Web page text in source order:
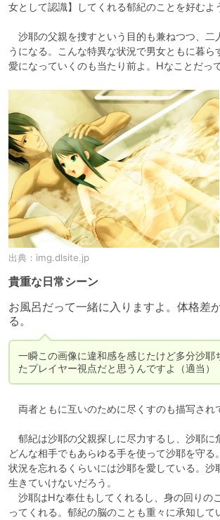
女として認識】してくれる郁紀のことを好むよ
沙耶の父親を捜すという目的も兼ねつつ、二
うになる。こんな特異な状況で男女ともに暮ら
愛になっていくのも当たり前よ。Hなことだっ
出典： img.dlsite.jp
貴重な日常シーン
お風呂だって一緒に入りますよ。体格差
る。
一瞬この画像に違和感を感じたけど多分沙耶
たプレイヤー視点だと思うんですよ（適当）
両者ともに互いのために尽くすのも描写され
郁紀は沙耶の父親探しに尽力するし、沙耶に
どんな相手でもあらゆる手を使って沙耶を守る
状況を忘れるくらいには沙耶を愛している。沙
生きていけないだろう。
沙耶はHな奉仕もしてくれるし、身の回りの
ってくれる。郁紀の脳のことも重々に承知して